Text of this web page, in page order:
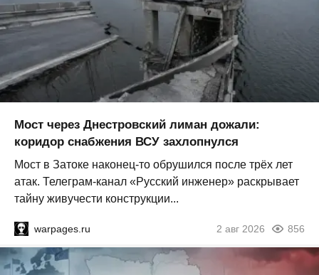
Мост через Днестровский лиман дожали:
коридор снабжения ВСУ захлопнулся
Мост в Затоке наконец-то обрушился после трёх лет
атак. Телеграм-канал «Русский инженер» раскрывает
тайну живучести конструкции...
warpages.ru 2 авг 2026 856